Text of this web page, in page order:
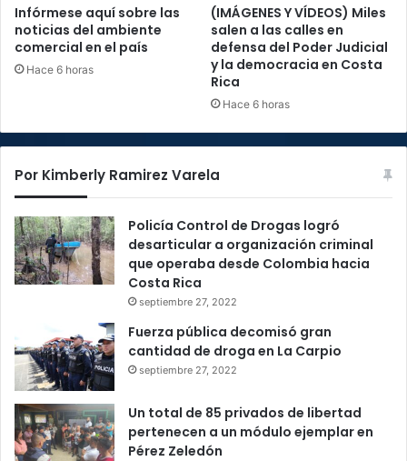
Infórmese aquí sobre las
noticias del ambiente
comercial en el país
Hace 6 horas
(IMÁGENES Y VÍDEOS) Miles
salen a las calles en
defensa del Poder Judicial
y la democracia en Costa
Rica
Hace 6 horas
Por Kimberly Ramirez Varela
Policía Control de Drogas logró
desarticular a organización criminal
que operaba desde Colombia hacia
Costa Rica
septiembre 27, 2022
Fuerza pública decomisó gran
cantidad de droga en La Carpio
septiembre 27, 2022
Un total de 85 privados de libertad
pertenecen a un módulo ejemplar en
Pérez Zeledón